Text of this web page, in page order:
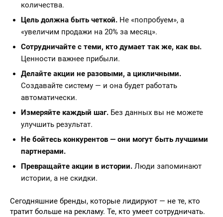
количества.
Цель должна быть четкой. Не «попробуем», а
«увеличим продажи на 20% за месяц».
Сотрудничайте с теми, кто думает так же, как вы.
Ценности важнее прибыли.
Делайте акции не разовыми, а цикличными.
Создавайте систему — и она будет работать
автоматически.
Измеряйте каждый шаг. Без данных вы не можете
улучшить результат.
Не бойтесь конкурентов — они могут быть лучшими
партнерами.
Превращайте акции в истории. Люди запоминают
истории, а не скидки.
Сегодняшние бренды, которые лидируют — не те, кто
тратит больше на рекламу. Те, кто умеет сотрудничать.